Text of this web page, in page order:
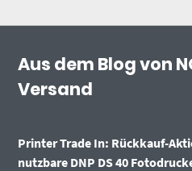
Aus dem Blog von
Versand
Printer Trade In: Rückkauf-
nutzbare DNP DS 40